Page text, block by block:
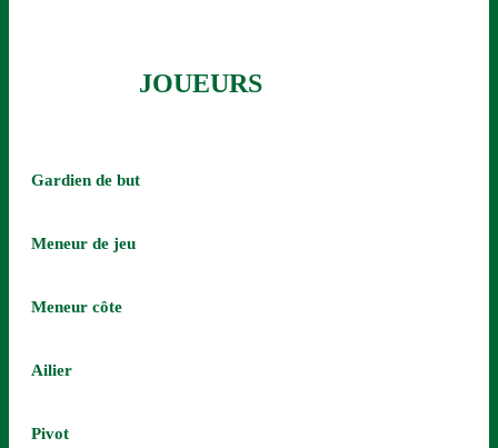
JOUEURS
Gardien de but
Meneur de jeu
Meneur côte
Ailier
Pivot